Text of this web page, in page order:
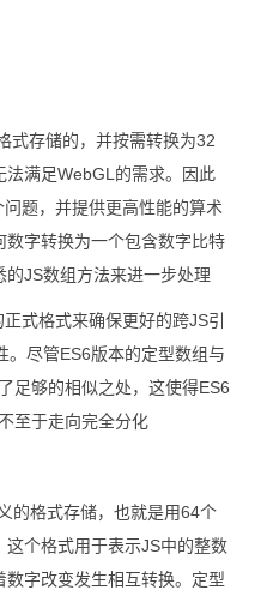
存储的，并按需转换为32
满足WebGL的需求。因此
题，并提供更高性能的算术
字转换为一个包含数字比特
JS数组方法来进一步处理
格式来确保更好的跨JS引
。尽管ES6版本的定型数组与
足够的相似之处，这使得ES6
至于走向完全分化
格式存储，也就是用64个
这个格式用于表示JS中的整数
字改变发生相互转换。定型